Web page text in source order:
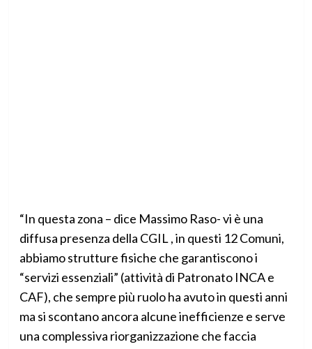
“In questa zona – dice Massimo Raso- vi è una
diffusa presenza della CGIL , in questi 12 Comuni,
abbiamo strutture fisiche che garantiscono i
“servizi essenziali” (attività di Patronato INCA e
CAF), che sempre più ruolo ha avuto in questi anni
ma si scontano ancora alcune inefficienze e serve
una complessiva riorganizzazione che faccia